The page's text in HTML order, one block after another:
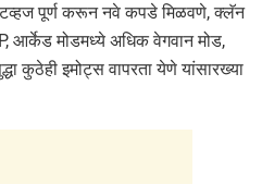
पूर्ण करून नवे कपडे मिळवणे, क्लॅन
मोडमध्ये अधिक वेगवान मोड,
कुठेही इमोट्स वापरता येणे यांसारख्या